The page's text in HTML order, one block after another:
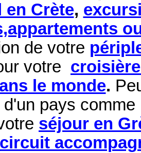
Crète,
de votre
votre
le monde.
d'un pays
séjour en
circuit